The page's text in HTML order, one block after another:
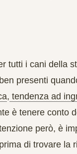
tutti i cani della
presenti
, tendenza ad
è tenere conto
però, è
di trovare la